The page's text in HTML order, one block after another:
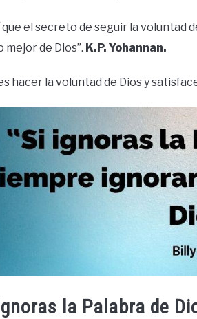
que el secreto de seguir la
mejor de Dios”. K.P. Yohannan.
hacer la voluntad de Dios y
la Palabra de